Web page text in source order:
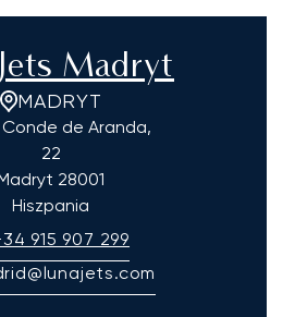
Madryt
MADRYT
de Aranda,
22
28001
Hiszpania
915 907 299